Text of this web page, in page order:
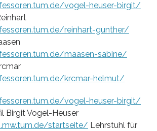
vogel-heuser-birgit/
reinhart-gunther/
maasen-sabine/
krcmar-helmut/
vogel-heuser-birgit/
Birgit Vogel-Heuser
startseite/ Lehrstuhl für